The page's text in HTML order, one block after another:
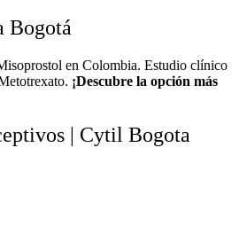
Bogotá
en Colombia. Estudio clínico
¡Descubre la opción más
| Cytil Bogota